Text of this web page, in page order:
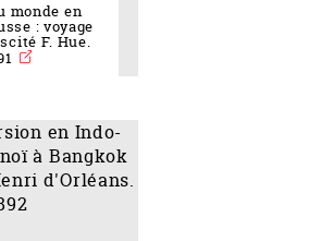
monde en
: voyage
F. Hue.